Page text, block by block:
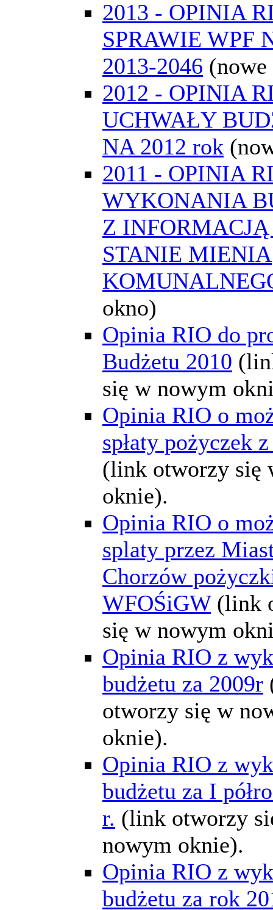
2013 - OPINIA
SPRAWIE WPF
2013-2046
2012 - OPINIA
UCHWAŁY
NA 2012 rok
2011 - OPINIA
WYKONANIA
Z
STANIE MIENIA
okno)
Opinia RIO do
Budżetu 2010
się w nowym
Opinia RIO o
spłaty pożyczek
(link otworzy się
oknie).
Opinia RIO o
splaty przez
Chorzów
WFOŚiGW (link
się w nowym
Opinia RIO z
budżetu za 2009r
otworzy się w
oknie).
Opinia RIO z
budżetu za I
r. (link otworzy
nowym oknie).
Opinia RIO z
budżetu za rok